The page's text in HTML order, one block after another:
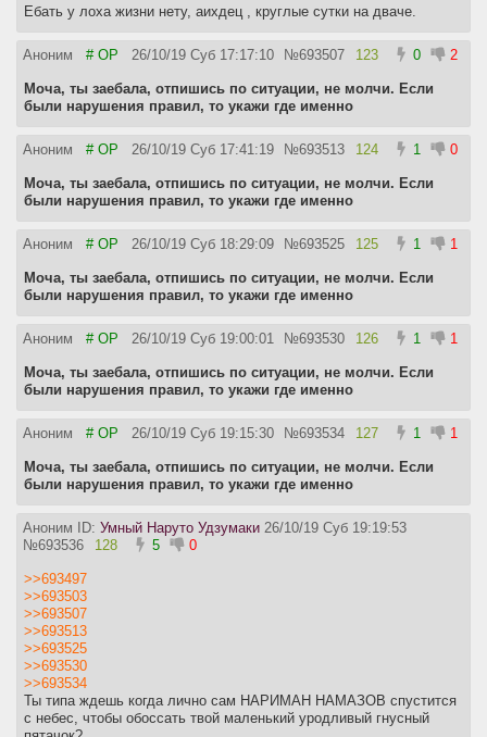
Ебать у лоха жизни нету, аихдец , круглые сутки на дваче.
Аноним # OP 26/10/19 Суб 17:17:10 №693507 123 0 2
Моча, ты заебала, отпишись по ситуации, не молчи. Если
были нарушения правил, то укажи где именно
Аноним # OP 26/10/19 Суб 17:41:19 №693513 124 1 0
Моча, ты заебала, отпишись по ситуации, не молчи. Если
были нарушения правил, то укажи где именно
Аноним # OP 26/10/19 Суб 18:29:09 №693525 125 1 1
Моча, ты заебала, отпишись по ситуации, не молчи. Если
были нарушения правил, то укажи где именно
Аноним # OP 26/10/19 Суб 19:00:01 №693530 126 1 1
Моча, ты заебала, отпишись по ситуации, не молчи. Если
были нарушения правил, то укажи где именно
Аноним # OP 26/10/19 Суб 19:15:30 №693534 127 1 1
Моча, ты заебала, отпишись по ситуации, не молчи. Если
были нарушения правил, то укажи где именно
Аноним ID: Умный Наруто Удзумаки 26/10/19 Суб 19:19:53
№693536 128 5 0
>>693497
>>693503
>>693507
>>693513
>>693525
>>693530
>>693534
Ты типа ждешь когда лично сам НАРИМАН НАМАЗОВ спустится
с небес, чтобы обоссать твой маленький уродливый гнусный